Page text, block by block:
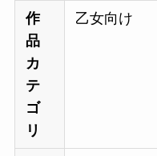
作
品
カ
テ
ゴ
リ
乙女向け